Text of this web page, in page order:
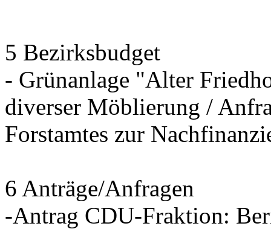
5 Bezirksbudget
- Grünanlage "Alter
diverser Möblierung /
Forstamtes zur
6 Anträge/Anfragen
-Antrag CDU-Fraktion: